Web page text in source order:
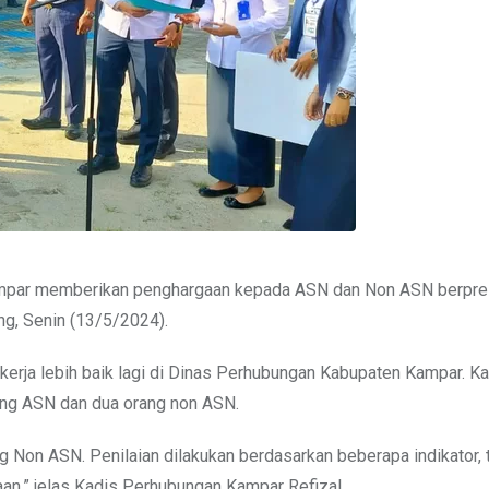
memberikan penghargaan kepada ASN dan Non ASN
Senin (13/5/2024).
lebih baik lagi di Dinas Perhubungan Kabupaten Kampar.
ASN dan dua orang non ASN.
Non ASN. Penilaian dilakukan berdasarkan beberapa indikator,